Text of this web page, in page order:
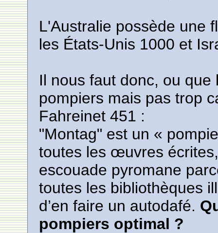
L'Australie possède une
les États-Unis 1000 et
Il nous faut donc, ou
pompiers mais pas trop
Fahreinet 451 :
"Montag" est un «
toutes les œuvres
escouade pyromane
toutes les bibliothèques
d’en faire un autodafé.
pompiers optimal ?